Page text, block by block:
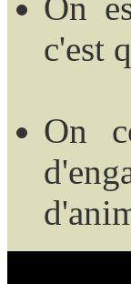
On
c'est
On